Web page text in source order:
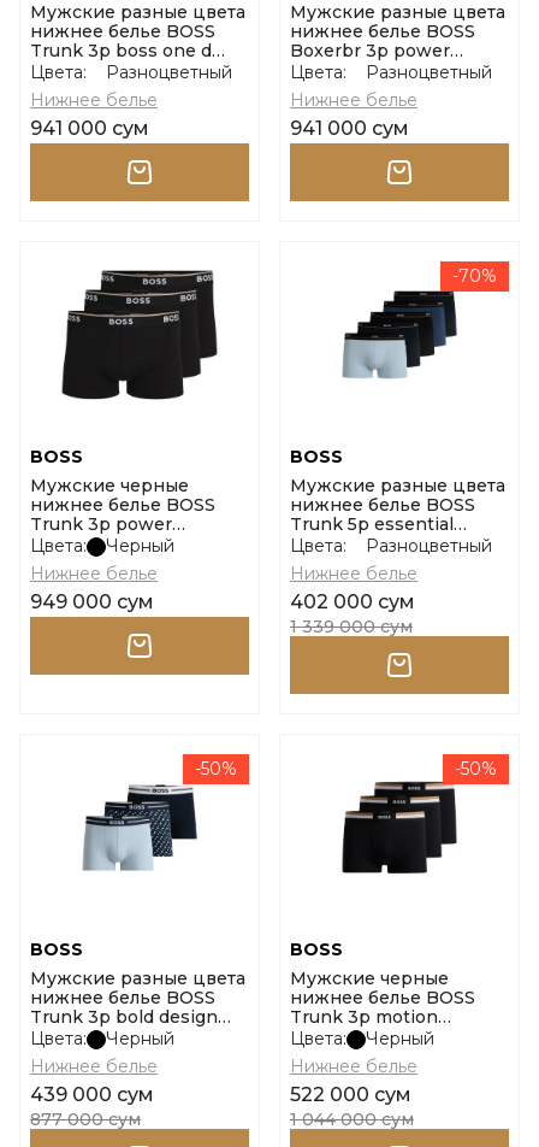
Мужские разные цвета
нижнее белье BOSS
Trunk 3p boss one d
10267408 01 размер l
Цвета:
Разноцветный
Нижнее белье
941 000 сум
Мужские разные цвета
нижнее белье BOSS
Boxerbr 3p power
10242934 01 размер l
Цвета:
Разноцветный
Нижнее белье
941 000 сум
BOSS
Мужские черные
нижнее белье BOSS
Trunk 3p power
10242934 01 размер m
Цвета:
Черный
Нижнее белье
949 000 сум
-70%
BOSS
Мужские разные цвета
нижнее белье BOSS
Trunk 5p essential
10267407 01 размер s
Цвета:
Разноцветный
Нижнее белье
402 000 сум
1 339 000 сум
-50%
BOSS
Мужские разные цвета
нижнее белье BOSS
Trunk 3p bold design
10267399 01 размер m
Цвета:
Черный
Нижнее белье
439 000 сум
877 000 сум
-50%
BOSS
Мужские черные
нижнее белье BOSS
Trunk 3p motion
10260345 01 размер m
Цвета:
Черный
Нижнее белье
522 000 сум
1 044 000 сум